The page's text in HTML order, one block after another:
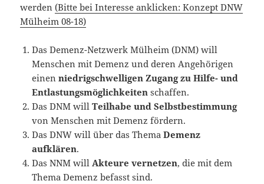
werden(Bitte bei Interesse anklicken: Konzept DNW
Mülheim 08-18)
Das Demenz-Netzwerk Mülheim (DNM) will
Menschen mit Demenz und deren Angehörigen
einenniedrigschwelligen Zugang zu Hilfe- und
Entlastungsmöglichkeiten schaffen.
Das DNM willTeilhabe und Selbstbestimmung
von Menschen mit Demenz fördern.
Das DNW will über das ThemaDemenz
aufklären.
Das NNM willAkteure vernetzen, die mit dem
Thema Demenz befasst sind.